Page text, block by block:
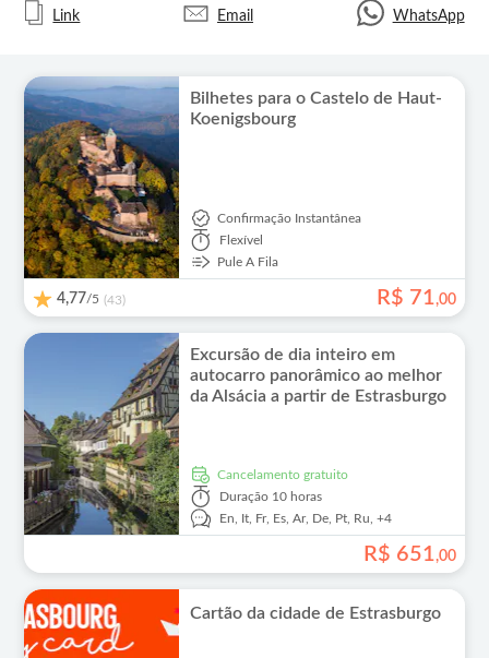
Link Email WhatsApp
Bilhetes para o Castelo de Haut-
Koenigsbourg
Confirmação Instantânea
Flexível
Pule A Fila
4,77/5 (43) R$ 71,00
Excursão de dia inteiro em
autocarro panorâmico ao melhor
da Alsácia a partir de Estrasburgo
Cancelamento gratuito
Duração 10 horas
En,
It, Fr, Es, Ar, De, Pt, Ru, +4
R$ 651,00
Cartão da cidade de Estrasburgo